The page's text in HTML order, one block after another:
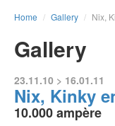
Home / Gallery / Nix,
Gallery
23.11.10 > 16.01.11
Nix, Kinky
10.000 ampère